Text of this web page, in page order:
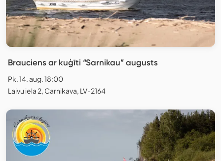
Brauciens ar kuģīti “Sarnikau” augusts
Pk. 14. aug. 18:00
Laivu iela 2, Carnikava, LV-2164